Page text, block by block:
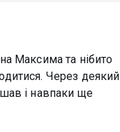
Максима та нібито
Через деякий
і навпаки ще